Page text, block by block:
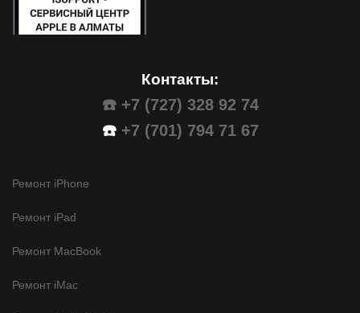
Контакты:
☎️ +7 (727) 328 92 74
☎️ +7 (701) 794 71 67
Ремонт iPhone
Ремонт iPad
Ремонт MacBook
Ремонт iMac